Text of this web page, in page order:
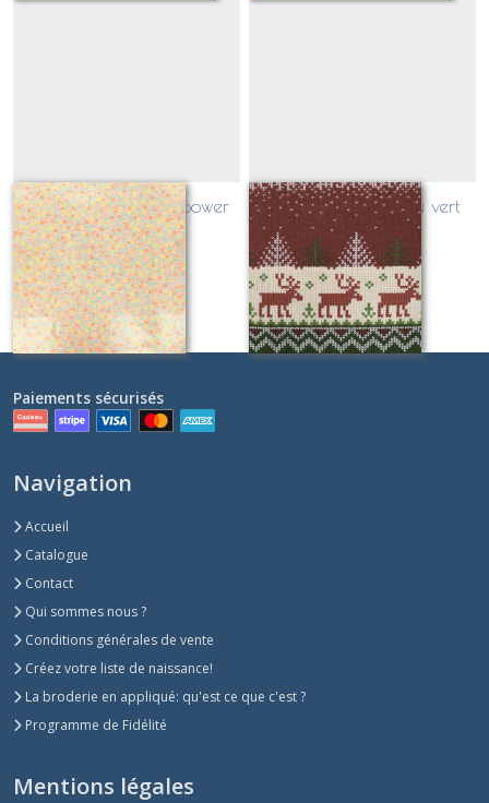
coton enduit flower power
rose Petit Pan
Sur demande
frenchterry bordeau vert
Sur demande
Paiements sécurisés
Navigation
Accueil
Catalogue
Contact
Qui sommes nous ?
Conditions générales de vente
Créez votre liste de naissance!
La broderie en appliqué: qu'est ce que c'est ?
Programme de Fidélité
Mentions légales